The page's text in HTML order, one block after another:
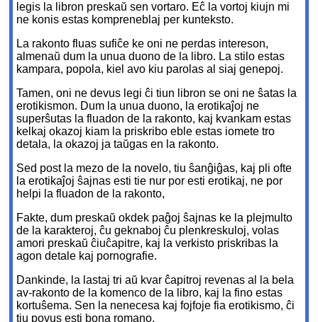
legis la libron preskaŭ sen vortaro. Eĉ la vortoj kiujn mi
ne konis estas kompreneblaj per kunteksto.
La rakonto fluas sufiĉe ke oni ne perdas intereson,
almenaŭ dum la unua duono de la libro. La stilo estas
kampara, popola, kiel avo kiu parolas al siaj genepoj.
Tamen, oni ne devus legi ĉi tiun libron se oni ne ŝatas la
erotikismon. Dum la unua duono, la erotikaĵoj ne
superŝutas la fluadon de la rakonto, kaj kvankam estas
kelkaj okazoj kiam la priskribo eble estas iomete tro
detala, la okazoj ja taŭgas en la rakonto.
Sed post la mezo de la novelo, tiu ŝanĝiĝas, kaj pli ofte
la erotikaĵoj ŝajnas esti tie nur por esti erotikaj, ne por
helpi la fluadon de la rakonto,
Fakte, dum preskaŭ okdek paĝoj ŝajnas ke la plejmulto
de la karakteroj, ĉu geknaboj ĉu plenkreskuloj, volas
amori preskaŭ ĉiuĉapitre, kaj la verkisto priskribas la
agon detale kaj pornografie.
Dankinde, la lastaj tri aŭ kvar ĉapitroj revenas al la bela
av-rakonto de la komenco de la libro, kaj la fino estas
kortuŝema. Sen la nenecesa kaj fojfoje fia erotikismo, ĉi
tiu povus esti bona romano.